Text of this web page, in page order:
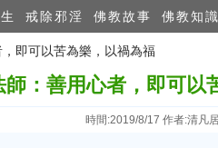
戒除邪淫 佛教故事 佛教知識
即可以苦為樂，以禍為福
師：善用心者，即可以
時間:2019/8/17 作者:清凡